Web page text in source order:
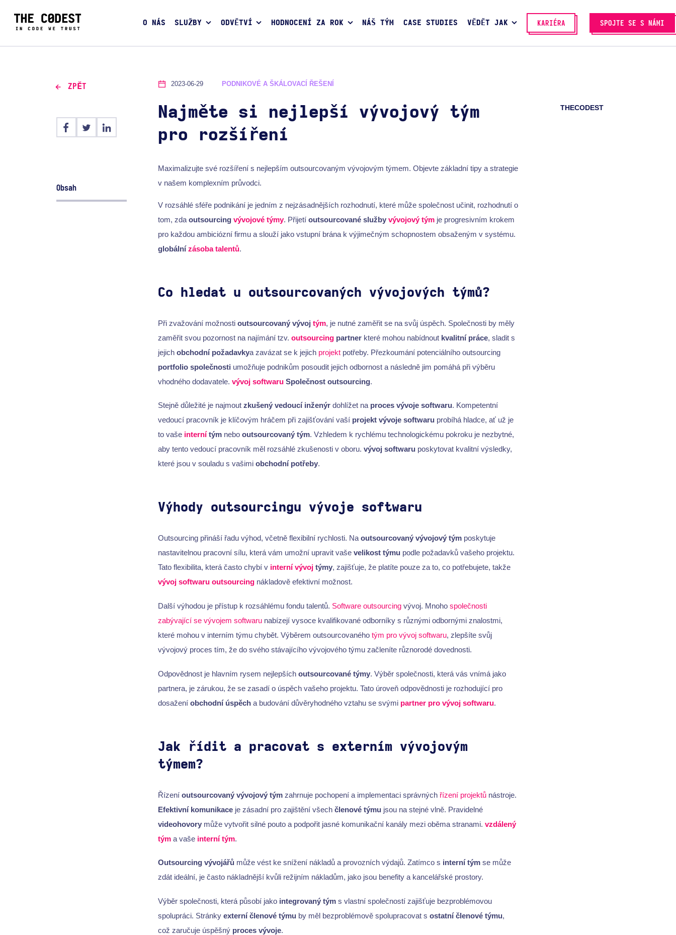
O NÁS SLUŽBY ODVĚTVÍ HODNOCENÍ ZA ROK NÁŠ TÝM CASE STUDIES VĚDĚT JAK KARIÉRA SPOJTE SE S NÁMI
ZPĚT
Obsah
2023-06-29 PODNIKOVÉ A ŠKÁLOVACÍ ŘEŠENÍ
Najměte si nejlepší vývojový tým
pro rozšíření
THECODEST
Maximalizujte své rozšíření s nejlepším outsourcovaným vývojovým týmem. Objevte základní tipy a strategie
v našem komplexním průvodci.
V rozsáhlé sféře podnikání je jedním z nejzásadnějších rozhodnutí, které může společnost učinit, rozhodnutí o
tom, zda outsourcing vývojové týmy. Přijetí outsourcované služby vývojový týmje progresivním krokem
pro každou ambiciózní firmu a slouží jako vstupní brána k výjimečným schopnostem obsaženým v systému.
globálnízásoba talentů.
Co hledat u outsourcovaných vývojových týmů?
Při zvažování možnosti outsourcovaný vývoj tým, je nutné zaměřit se na svůj úspěch. Společnosti by měly
zaměřit svou pozornost na najímání tzv. outsourcingpartnerkteré mohou nabídnout kvalitní práce, sladit s
jejich obchodní požadavkya zavázat se k jejich projektpotřeby. Přezkoumání potenciálního outsourcing
portfolio společnosti umožňuje podnikům posoudit jejich odbornost a následně jim pomáhá při výběru
vhodného dodavatele. vývoj softwaruSpolečnost outsourcing.
Stejně důležité je najmout zkušený vedoucí inženýrdohlížet na proces vývoje softwaru. Kompetentní
vedoucí pracovník je klíčovým hráčem při zajišťování vaší projekt vývoje softwaru probíhá hladce, ať už je
to vaše internítýmnebo outsourcovaný tým. Vzhledem k rychlému technologickému pokroku je nezbytné,
aby tento vedoucí pracovník měl rozsáhlé zkušenosti v oboru. vývoj softwaru poskytovat kvalitní výsledky,
které jsou v souladu s vašimi obchodní potřeby.
Výhody outsourcingu vývoje softwaru
Outsourcing přináší řadu výhod, včetně flexibilní rychlosti. Na outsourcovaný vývojový týmposkytuje
nastavitelnou pracovní sílu, která vám umožní upravit vaše velikost týmu podle požadavků vašeho projektu.
Tato flexibilita, která často chybí v interní vývojtýmy, zajišťuje, že platíte pouze za to, co potřebujete, takže
vývoj softwaru outsourcingnákladově efektivní možnost.
Další výhodou je přístup k rozsáhlému fondu talentů. Software outsourcingvývoj. Mnoho společnosti
zabývající se vývojem softwarunabízejí vysoce kvalifikované odborníky s různými odbornými znalostmi,
které mohou v interním týmu chybět. Výběrem outsourcovaného tým pro vývoj softwaru, zlepšíte svůj
vývojový proces tím, že do svého stávajícího vývojového týmu začleníte různorodé dovednosti.
Odpovědnost je hlavním rysem nejlepších outsourcované týmy. Výběr společnosti, která vás vnímá jako
partnera, je zárukou, že se zasadí o úspěch vašeho projektu. Tato úroveň odpovědnosti je rozhodující pro
dosažení obchodní úspěcha budování důvěryhodného vztahu se svými partner pro vývoj softwaru.
Jak řídit a pracovat s externím vývojovým
týmem?
Řízení outsourcovaný vývojový týmzahrnuje pochopení a implementaci správných řízení projektůnástroje.
Efektivní komunikaceje zásadní pro zajištění všech členové týmu jsou na stejné vlně. Pravidelné
videohovorymůže vytvořit silné pouto a podpořit jasné komunikační kanály mezi oběma stranami. vzdálený
týma vaše interní tým.
Outsourcing vývojářů může vést ke snížení nákladů a provozních výdajů. Zatímco s interní týmse může
zdát ideální, je často nákladnější kvůli režijním nákladům, jako jsou benefity a kancelářské prostory.
Výběr společnosti, která působí jako integrovaný týms vlastní společností zajišťuje bezproblémovou
spolupráci. Stránky externí členové týmu by měl bezproblémově spolupracovat s ostatní členové týmu,
což zaručuje úspěšný proces vývoje.